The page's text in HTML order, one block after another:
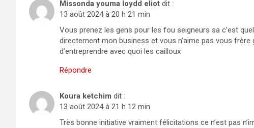
Missonda youma loydd eliot dit :
13 août 2024 à 20 h 21 min
Vous prenez les gens pour les fou seigneurs sa c’est
directement mon business et vous n’aime pas vous
d’entreprendre avec quoi les cailloux
Répondre
Koura ketchim dit :
13 août 2024 à 21 h 12 min
Très bonne initiative vraiment félicitations ce n’est pas